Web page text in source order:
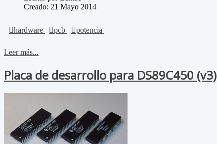
Creado: 21 Mayo 2014
hardware pcb potencia
Leer más...
Placa de desarrollo para DS89C450 (v3)